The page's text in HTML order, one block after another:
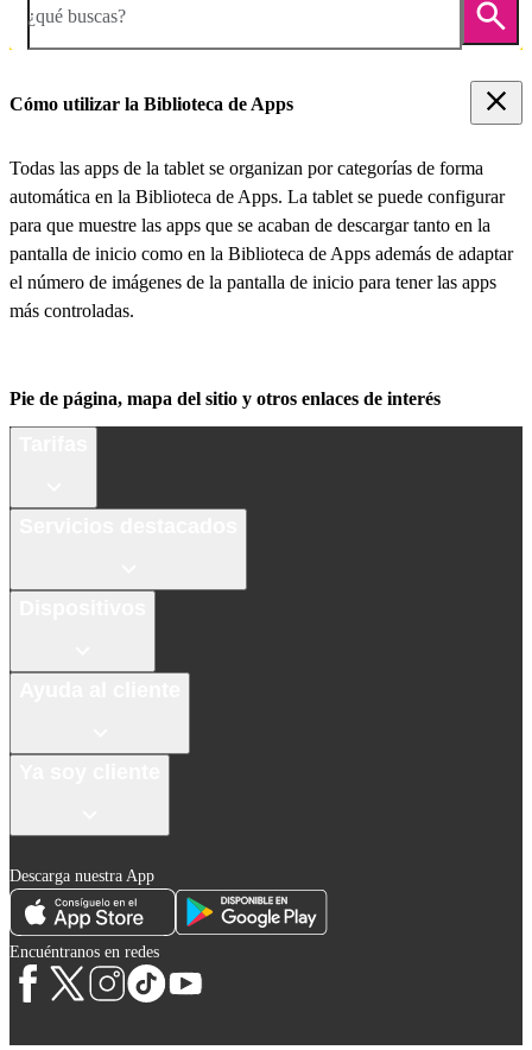
¿qué buscas?
Cómo utilizar la Biblioteca de Apps
Todas las apps de la tablet se organizan por categorías de forma
automática en la Biblioteca de Apps. La tablet se puede configurar
para que muestre las apps que se acaban de descargar tanto en la
pantalla de inicio como en la Biblioteca de Apps además de adaptar
el número de imágenes de la pantalla de inicio para tener las apps
más controladas.
Pie de página, mapa del sitio y otros enlaces de interés
Descarga nuestra App
Encuéntranos en redes